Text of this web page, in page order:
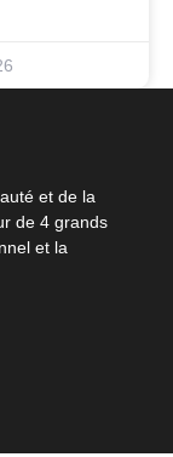
et de la
de 4 grands
et la